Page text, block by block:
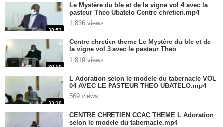
38:53
Le Mystère du ble et de la vigne vol 4 avec la
pasteur Theo Ubatelo Centre chretien.mp4
1,836 views
30:50
Centre chretien theme Le Mystère du ble et de
la vigne vol 3 avec le pasteur Theo
Ubatelo.mp4
1,819 views
33:10
L Adoration selon le modele du tabernacle VOL
04 AVEC LE PASTEUR THEO UBATELO.mp4
569 views
CENTRE CHRETIEN CCAC THEME L Adoration
selon le modele du tabernacle.mp4